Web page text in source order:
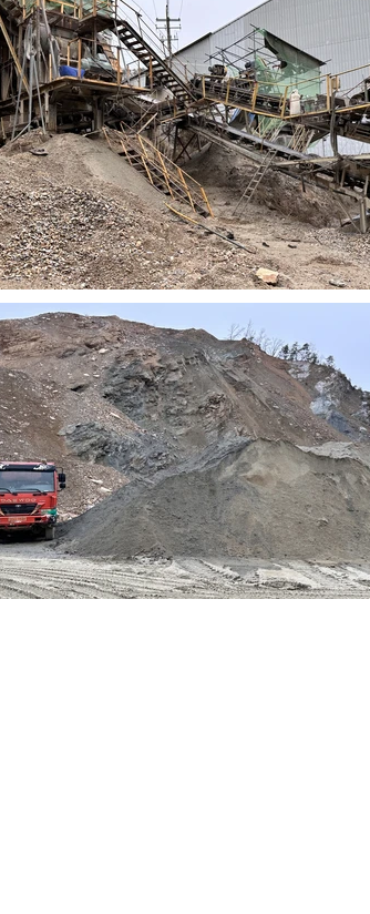
씨 7층 709호 대표자 박경